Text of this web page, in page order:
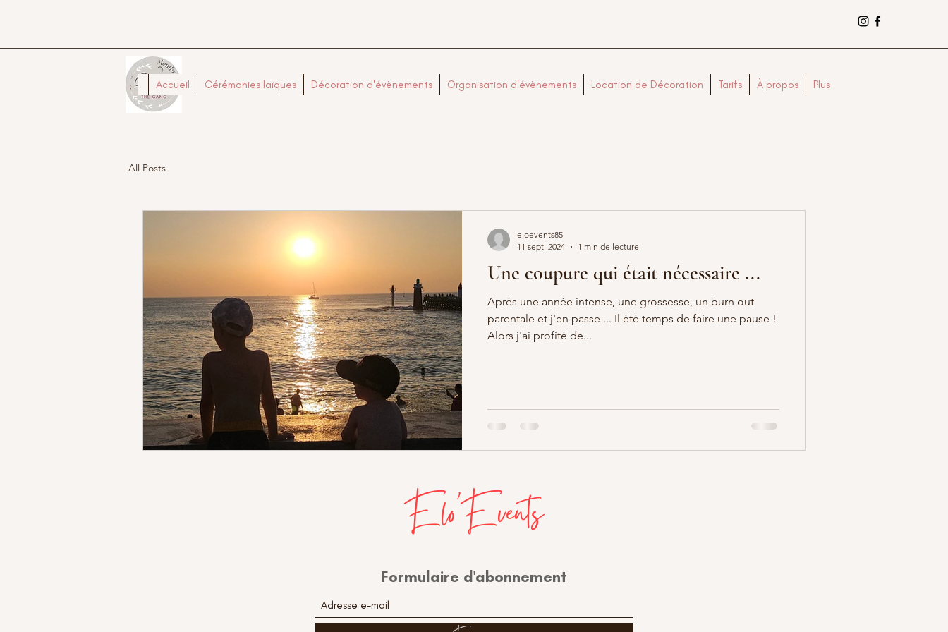
Accueil Cérémonies laïques Décoration d'évènements Organisation d'évènements Location de Décoration Tarifs À propos Plus
All Posts
Une coupure qui était nécessaire ...
Après une année intense, une grossesse, un burn out
parentale et j'en passe ... Il été temps de faire une pause !
Alors j'ai profité de...
eloevents85
11 sept. 2024
1 min de lecture
Elo'Events
Formulaire d'abonnement